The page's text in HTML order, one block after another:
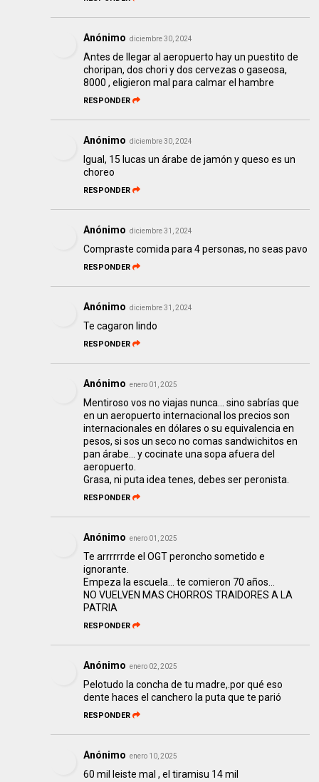
Anónimo diciembre 30, 2024
Antes de llegar al aeropuerto hay un puestito de
choripan, dos chori y dos cervezas o gaseosa,
8000 , eligieron mal para calmar el hambre
RESPONDER
Anónimo diciembre 30, 2024
Igual, 15 lucas un árabe de jamón y queso es un
choreo
RESPONDER
Anónimo diciembre 31, 2024
Compraste comida para 4 personas, no seas pavo
RESPONDER
Anónimo diciembre 31, 2024
Te cagaron lindo
RESPONDER
Anónimo enero 01, 2025
Mentiroso vos no viajas nunca... sino sabrías que
en un aeropuerto internacional los precios son
internacionales en dólares o su equivalencia en
pesos, si sos un seco no comas sandwichitos en
pan árabe... y cocinate una sopa afuera del
aeropuerto.
Grasa, ni puta idea tenes, debes ser peronista.
RESPONDER
Anónimo enero 01, 2025
Te arrrrrrde el OGT peroncho sometido e
ignorante.
Empeza la escuela... te comieron 70 años...
NO VUELVEN MAS CHORROS TRAIDORES A LA
PATRIA
RESPONDER
Anónimo enero 02, 2025
Pelotudo la concha de tu madre,.por qué eso
dente haces el canchero la puta que te parió
RESPONDER
Anónimo enero 10, 2025
60 mil leiste mal , el tiramisu 14 mil